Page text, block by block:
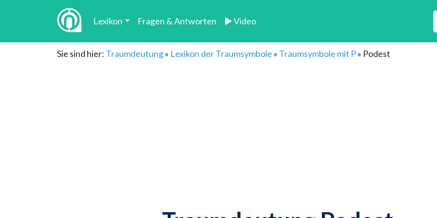
Lexikon Fragen & Antworten ► Video
Sie sind hier: Traumdeutung» Lexikon der Traumsymbole » Traumsymbole mit P» Podest